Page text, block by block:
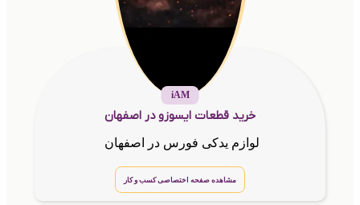
iAM
خرید قطعات ایسوزو در اصفهان
لوازم یدکی فورس در اصفهان
مشاهده صفحه اختصاصی کسب و کار